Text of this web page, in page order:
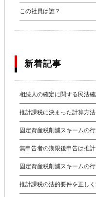
この社員は誰？
新着記事
相続人の確定に関する民法確
推計課税に決まった計算方
固定資産税削減スキームの行
無申告者の期限後申告は推
固定資産税削減スキームの行
推計課税の法的要件を正し